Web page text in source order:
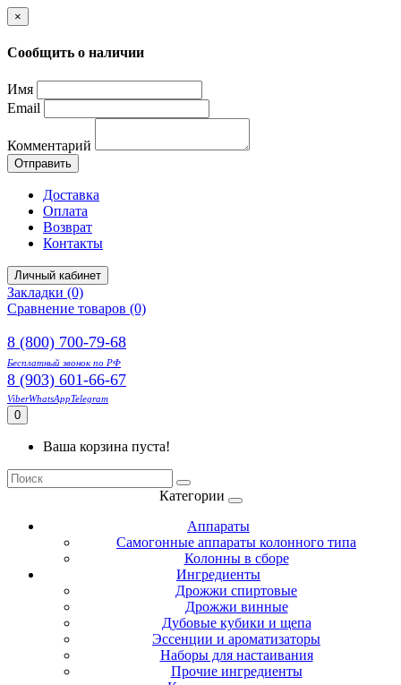
×
Сообщить о наличии
Имя
Email
Комментарий
Отправить
Доставка
Оплата
Возврат
Контакты
Личный кабинет
Закладки (0)
Сравнение товаров (0)
8 (800) 700-79-68
Бесплатный звонок по РФ
8 (903) 601-66-67
ViberWhatsAppTelegram
0
Ваша корзина пуста!
Категории
Аппараты
Самогонные аппараты колонного типа
Колонны в сборе
Ингредиенты
Дрожжи спиртовые
Дрожжи винные
Дубовые кубики и щепа
Эссенции и ароматизаторы
Наборы для настаивания
Прочие ингредиенты